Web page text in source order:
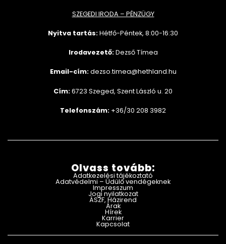
SZEGEDI IRODA – PÉNZÜGY
Nyitva tartás:Hétfő-Péntek, 8:00-16:30
Irodavezető:Dezső Tímea
Email-cím: dezso.timea@hethland.hu
Cím:6723 Szeged, Szent László u. 20
Telefonszám: +36/30 208 3982
Olvass tovább:
Adatkezelési tájékoztató
Adatvédelmi – Üdülő vendégeknek
Impresszum
Jogi nyilatkozat
ÁSZF, Házirend
Árak
Hírek
Karrier
Kapcsolat